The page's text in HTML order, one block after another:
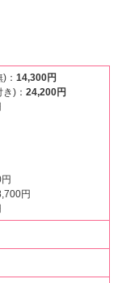
： 14,300円
)： 24,200円
円